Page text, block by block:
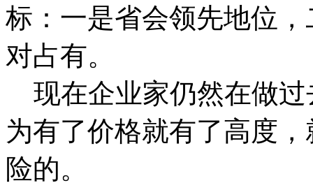
标：一是省会领先地位
对占有。
现在企业家仍然在做过
为有了价格就有了高度
险的。